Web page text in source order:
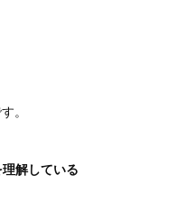
。
解している